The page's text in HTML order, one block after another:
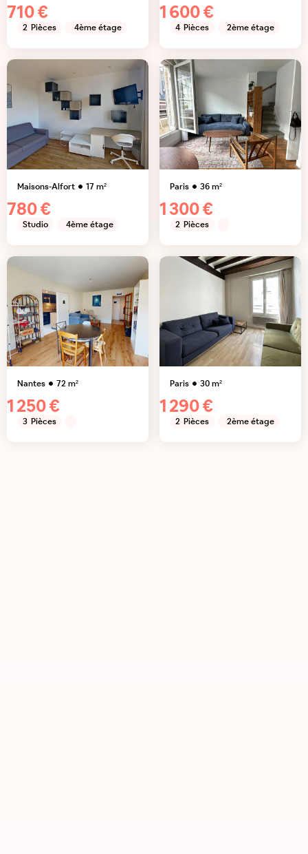
710 €
2 Pièces 4ème étage
1 600 €
4 Pièces 2ème étage
Maisons-Alfort 17m²
780 €
Studio 4ème étage
Paris 36m²
1 300 €
2 Pièces
Nantes 72m²
1 250 €
3 Pièces
Paris 30m²
1 290 €
2 Pièces 2ème étage